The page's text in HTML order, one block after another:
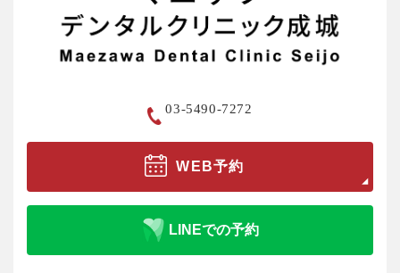
03-5490-7272
WEB予約
LINEでの予約